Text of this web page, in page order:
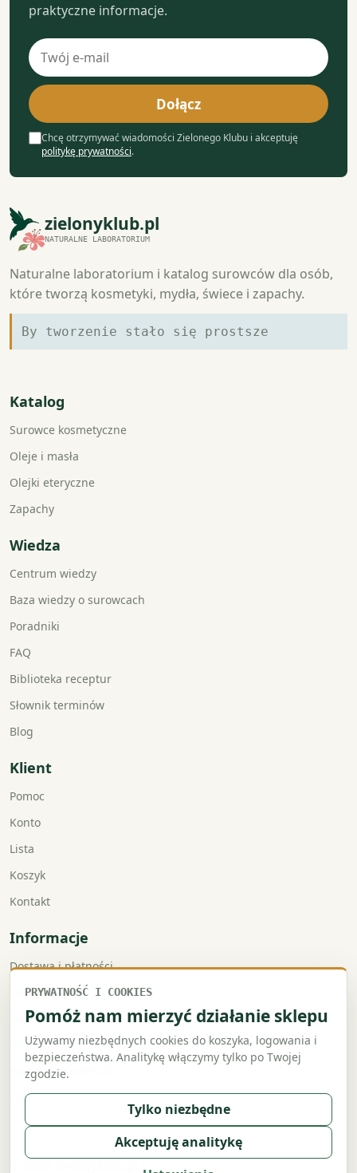
praktyczne informacje.
Adres
e-
mail
Dołącz
Chcę otrzymywać wiadomości Zielonego Klubu i akceptuję
politykę prywatności.
zielonyklub.pl
NATURALNE LABORATORIUM
Naturalne laboratorium i katalog surowców dla osób,
które tworzą kosmetyki, mydła, świece i zapachy.
By tworzenie stało się prostsze
Katalog
Surowce kosmetyczne
Oleje i masła
Olejki eteryczne
Zapachy
Wiedza
Centrum wiedzy
Baza wiedzy o surowcach
Poradniki
FAQ
Biblioteka receptur
Słownik terminów
Blog
Klient
Pomoc
Konto
Lista
Koszyk
Kontakt
Informacje
Dostawa i płatności
Faktury VAT
Zwroty i reklamacje
Regulamin
Polityka prywatności
Polityka cookies
PRYWATNOŚĆ I COOKIES
Pomóż nam mierzyć działanie sklepu
Używamy niezbędnych cookies do koszyka, logowania i
bezpieczeństwa. Analitykę włączymy tylko po Twojej
zgodzie.
Tylko niezbędne
Akceptuję analitykę